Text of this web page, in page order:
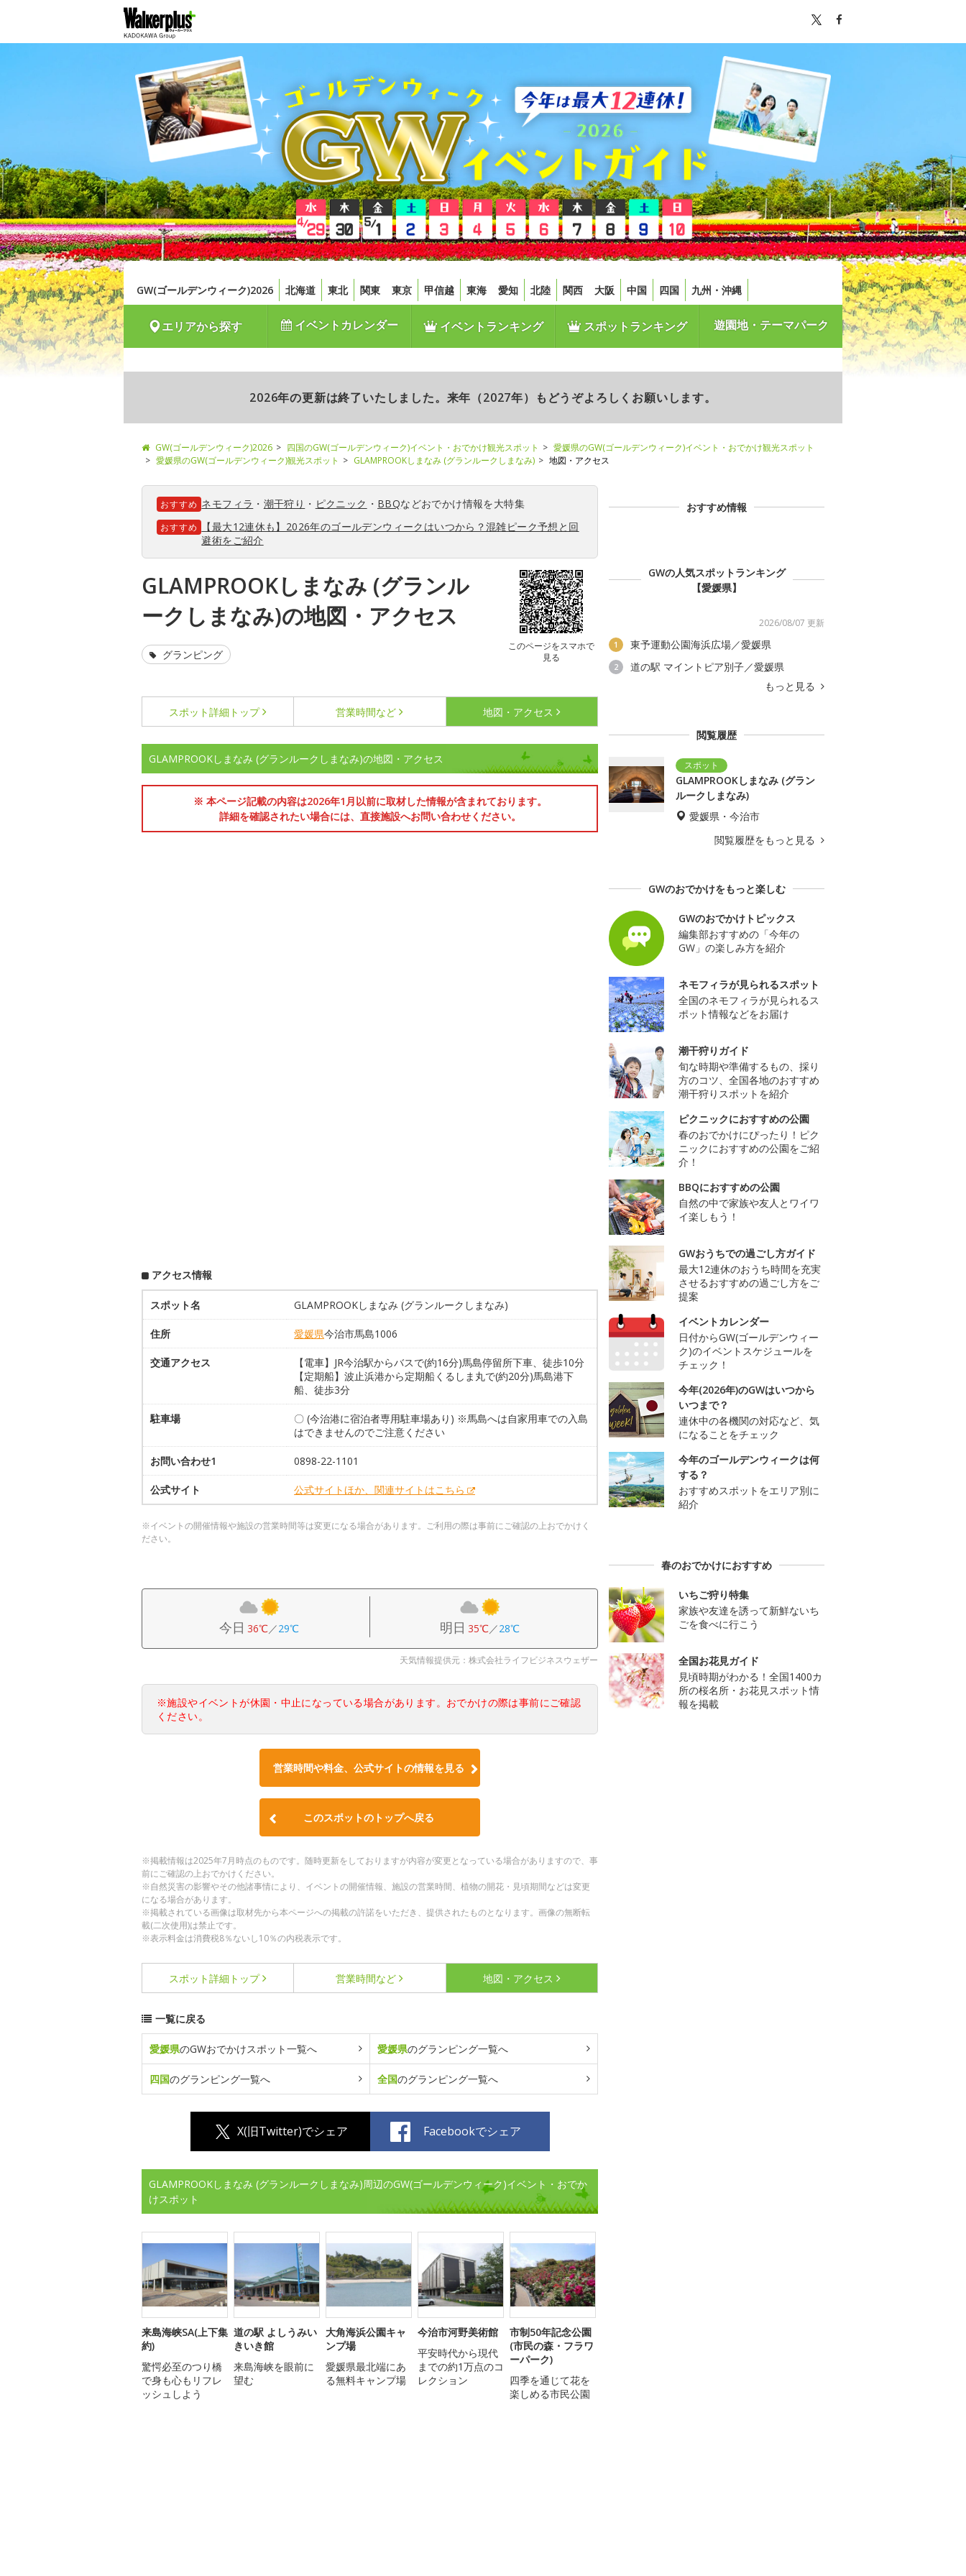
GW(ゴールデンウィーク)2026 北海道 東北 関東 東京 甲信越 東海 愛知 北陸 関西 大阪 中国 四国 九州・沖縄
エリアから探す イベントカレンダー イベントランキング スポットランキング 遊園地・テーマパーク
2026年の更新は終了いたしました。来年（2027年）もどうぞよろしくお願いします。
GW(ゴールデンウィーク)2026 四国のGW(ゴールデンウィーク)イベント・おでかけ観光スポット
愛媛県のGW(ゴールデンウィーク)イベント・おでかけ観光スポット
愛媛県のGW(ゴールデンウィーク)観光スポット
GLAMPROOKしまなみ (グランルークしまなみ) 地図・アクセス
おすすめ ネモフィラ ・ 潮干狩り ・ ピクニック ・ BBQなどおでかけ情報を大特集
おすすめ
【最大12連休も】2026年のゴールデンウィークはいつから？混雑ピーク予想と回
避術をご紹介
GLAMPROOKしまなみ (グランル
ークしまなみ)の地図・アクセス
このページをスマホで
見る
グランピング
スポット詳細 トップ 営業時間など 地図・アクセス
GLAMPROOKしまなみ (グランルークしまなみ)の地図・アクセス
※ 本ページ記載の内容は2026年1月以前に取材した情報が含まれております。
詳細を確認されたい場合には、直接施設へお問い合わせください。
アクセス情報
スポット名 GLAMPROOKしまなみ (グランルークしまなみ)
住所 愛媛県今治市馬島1006
交通アクセス
【電車】JR今治駅からバスで(約16分)馬島停留所下車、徒歩10分
【定期船】波止浜港から定期船くるしま丸で(約20分)馬島港下
船、徒歩3分
駐車場
〇 (今治港に宿泊者専用駐車場あり) ※馬島へは自家用車での入島
はできませんのでご注意ください
お問い合わせ1 0898-22-1101
公式サイト 公式サイトほか、関連サイトはこちら
※イベントの開催情報や施設の営業時間等は変更になる場合があります。ご利用の際は事前にご確認の上おでかけく
ださい。
今日 36℃／29℃ 明日 35℃／28℃
天気情報提供元：株式会社ライフビジネスウェザー
※施設やイベントが休園・中止になっている場合があります。おでかけの際は事前にご確認
ください。
営業時間や料金、公式サイトの情報を見る
このスポットのトップへ戻る
※掲載情報は2025年7月時点のものです。随時更新をしておりますが内容が変更となっている場合がありますので、事
前にご確認の上おでかけください。
※自然災害の影響やその他諸事情により、イベントの開催情報、施設の営業時間、植物の開花・見頃期間などは変更
になる場合があります。
※掲載されている画像は取材先から本ページへの掲載の許諾をいただき、提供されたものとなります。画像の無断転
載(二次使用)は禁止です。
※表示料金は消費税8％ないし10％の内税表示です。
スポット詳細 トップ 営業時間など 地図・アクセス
一覧に戻る
愛媛県のGWおでかけスポット一覧へ 愛媛県のグランピング一覧へ
四国のグランピング一覧へ 全国のグランピング一覧へ
X(旧Twitter)でシェア Facebookでシェア
GLAMPROOKしまなみ (グランルークしまなみ)周辺のGW(ゴールデンウィーク)イベント・おでか
けスポット
来島海峡SA(上下集
約)
驚愕必至のつり橋
で身も心もリフレ
ッシュしよう
道の駅 よしうみい
きいき館
来島海峡を眼前に
望む
大角海浜公園キャ
ンプ場
愛媛県最北端にあ
る無料キャンプ場
今治市河野美術館
平安時代から現代
までの約1万点のコ
レクション
市制50年記念公園
(市民の森・フラワ
ーパーク)
四季を通じて花を
楽しめる市民公園
おすすめ情報
GWの人気スポットランキング
【愛媛県】
2026/08/07 更新
1 東予運動公園海浜広場／愛媛県
2
道の駅 マイントピア別子／愛媛県
もっと見る
閲覧履歴
GLAMPROOKしまなみ (グラン
ルークしまなみ)
愛媛県・今治市
閲覧履歴をもっと見る
GWのおでかけをもっと楽しむ
GWのおでかけトピックス
編集部おすすめの「今年の
GW」の楽しみ方を紹介
ネモフィラが見られるスポット
全国のネモフィラが見られるス
ポット情報などをお届け
潮干狩りガイド
旬な時期や準備するもの、採り
方のコツ、全国各地のおすすめ
潮干狩りスポットを紹介
ピクニックにおすすめの公園
春のおでかけにぴったり！ピク
ニックにおすすめの公園をご紹
介！
BBQにおすすめの公園
自然の中で家族や友人とワイワ
イ楽しもう！
GWおうちでの過ごし方ガイド
最大12連休のおうち時間を充実
させるおすすめの過ごし方をご
提案
イベントカレンダー
日付からGW(ゴールデンウィー
ク)のイベントスケジュールを
チェック！
今年(2026年)のGWはいつから
いつまで？
連休中の各機関の対応など、気
になることをチェック
今年のゴールデンウィークは何
する？
おすすめスポットをエリア別に
紹介
春のおでかけにおすすめ
いちご狩り特集
家族や友達を誘って新鮮ないち
ごを食べに行こう
全国お花見ガイド
見頃時期がわかる！全国1400カ
所の桜名所・お花見スポット情
報を掲載